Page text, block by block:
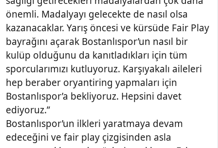
önemli. Madalyayı gelecekte de nasıl olsa
kazanacaklar. Yarış öncesi ve kürsüde Fair Play
bayrağını açarak Bostanlıspor’un nasıl bir
kulüp olduğunu da kanıtladıkları için tüm
sporcularımızı kutluyoruz. Karşıyakalı aileleri
hep beraber oryantiring yapmaları için
Bostanlıspor’a bekliyoruz. Hepsini davet
ediyoruz.”
Bostanlıspor’un ilkleri yaratmaya devam
edeceğini ve fair play çizgisinden asla